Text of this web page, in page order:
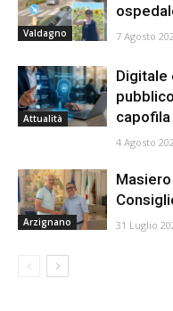
Valdagno 7 Agosto
Attualità
Digitale
4 Agosto
Arzignano 31 Luglio